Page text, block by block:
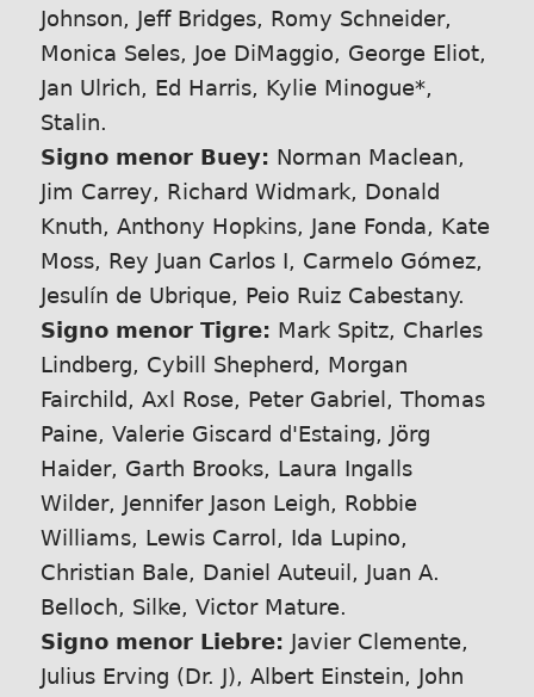
Johnson, Jeff Bridges, Romy Schneider,
Monica Seles, Joe DiMaggio, George Eliot,
Jan Ulrich, Ed Harris, Kylie Minogue*,
Stalin.
Signo menor Buey: Norman Maclean,
Jim Carrey, Richard Widmark, Donald
Knuth, Anthony Hopkins, Jane Fonda, Kate
Moss, Rey Juan Carlos I, Carmelo Gómez,
Jesulín de Ubrique, Peio Ruiz Cabestany.
Signo menor Tigre: Mark Spitz, Charles
Lindberg, Cybill Shepherd, Morgan
Fairchild, Axl Rose, Peter Gabriel, Thomas
Paine, Valerie Giscard d'Estaing, Jörg
Haider, Garth Brooks, Laura Ingalls
Wilder, Jennifer Jason Leigh, Robbie
Williams, Lewis Carrol, Ida Lupino,
Christian Bale, Daniel Auteuil, Juan A.
Belloch, Silke, Victor Mature.
Signo menor Liebre: Javier Clemente,
Julius Erving (Dr. J), Albert Einstein, John